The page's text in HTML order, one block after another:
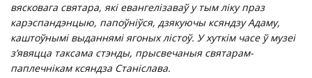
вясковага святара, які евангелізаваў у тым ліку праз
карэспандэнцыю, папоўніўся, дзякуючы ксяндзу Адаму,
каштоўнымі выданнямі ягоных лістоў. У хуткім часе ў музеі
з’явяцца таксама стэнды, прысвечаныя святарам-
паплечнікам ксяндза Станіслава.